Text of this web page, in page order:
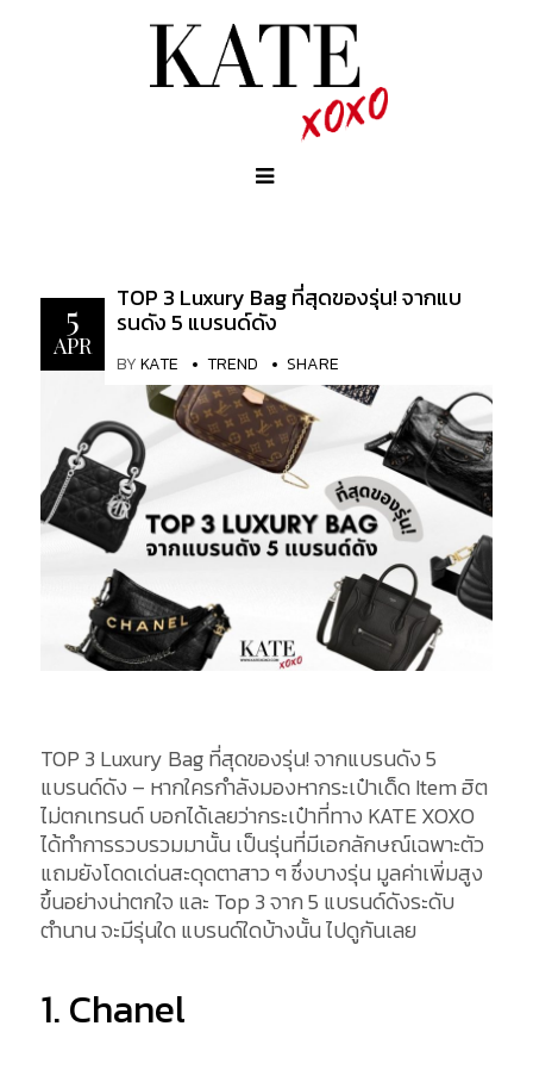
5
APR
TOP 3 Luxury Bag ที่สุดของรุ่น! จากแบ
รนดัง 5 แบรนด์ดัง
BYKATE TREND SHARE
TOP 3 Luxury Bag ที่สุดของรุ่น! จากแบรนดัง 5
แบรนด์ดัง – หากใครกำลังมองหากระเป๋าเด็ด Item ฮิต
ไม่ตกเทรนด์ บอกได้เลยว่ากระเป๋าที่ทาง KATE XOXO
ได้ทำการรวบรวมมานั้น เป็นรุ่นที่มีเอกลักษณ์เฉพาะตัว
แถมยังโดดเด่นสะดุดตาสาว ๆ ซึ่งบางรุ่น มูลค่าเพิ่มสูง
ขึ้นอย่างน่าตกใจ และ Top 3 จาก 5 แบรนด์ดังระดับ
ตำนาน จะมีรุ่นใด แบรนด์ใดบ้างนั้น ไปดูกันเลย
1. Chanel